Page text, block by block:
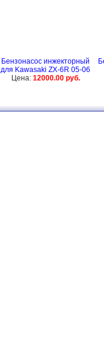
Бензонасос инжекторный
для Kawasaki ZX-6R 05-06
Цена: 12000.00 руб.